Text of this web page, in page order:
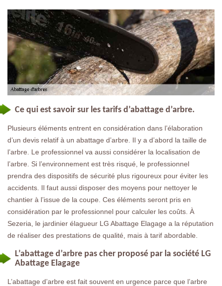
Ce qui est savoir sur les tarifs d’abattage d’arbre.
Plusieurs éléments entrent en considération dans l’élaboration
d’un devis relatif à un abattage d’arbre. Il y a d’abord la taille de
l’arbre. Le professionnel va aussi considérer la localisation de
l’arbre. Si l’environnement est très risqué, le professionnel
prendra des dispositifs de sécurité plus rigoureux pour éviter les
accidents. Il faut aussi disposer des moyens pour nettoyer le
chantier à l’issue de la coupe. Ces éléments seront pris en
considération par le professionnel pour calculer les coûts. À
Sezeria, le jardinier élagueur LG Abattage Elagage a la réputation
de réaliser des prestations de qualité, mais à tarif abordable.
L’abattage d’arbre pas cher proposé par la société LG
Abattage Elagage
L’abattage d’arbre est fait souvent en urgence parce que l’arbre